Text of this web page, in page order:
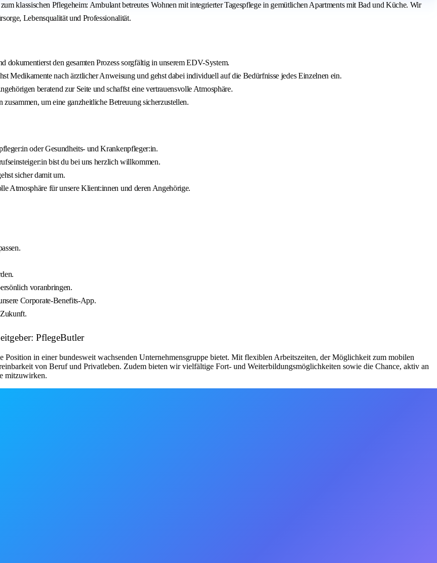
klassischen Pflegeheim: Ambulant betreutes Wohnen mit integrierter Tagespflege in gemütlichen Apartments mit Bad und Küche. Wir
Lebensqualität und Professionalität.
dokumentierst den gesamten Prozess sorgfältig in unserem EDV-System.
Medikamente nach ärztlicher Anweisung und gehst dabei individuell auf die Bedürfnisse jedes Einzelnen ein.
beratend zur Seite und schaffst eine vertrauensvolle Atmosphäre.
um eine ganzheitliche Betreuung sicherzustellen.
oder Gesundheits- und Krankenpfleger:in.
bist du bei uns herzlich willkommen.
sicher damit um.
Atmosphäre für unsere Klient:innen und deren Angehörige.
voranbringen.
Corporate-Benefits-App.
PflegeButler
in einer bundesweit wachsenden Unternehmensgruppe bietet. Mit flexiblen Arbeitszeiten, der Möglichkeit zum mobilen
von Beruf und Privatleben. Zudem bieten wir vielfältige Fort- und Weiterbildungsmöglichkeiten sowie die Chance, aktiv an
mitzuwirken.